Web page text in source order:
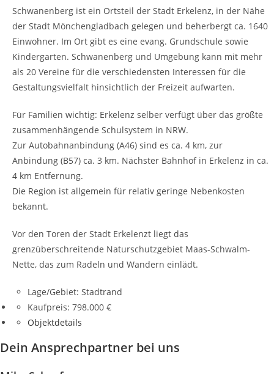
Schwanenberg ist ein Ortsteil der Stadt Erkelenz, in der Nähe
der Stadt Mönchengladbach gelegen und beherbergt ca. 1640
Einwohner. Im Ort gibt es eine evang. Grundschule sowie
Kindergarten. Schwanenberg und Umgebung kann mit mehr
als 20 Vereine für die verschiedensten Interessen für die
Gestaltungsvielfalt hinsichtlich der Freizeit aufwarten.
Für Familien wichtig: Erkelenz selber verfügt über das größte
zusammenhängende Schulsystem in NRW.
Zur Autobahnanbindung (A46) sind es ca. 4 km, zur
Anbindung (B57) ca. 3 km. Nächster Bahnhof in Erkelenz in ca.
4 km Entfernung.
Die Region ist allgemein für relativ geringe Nebenkosten
bekannt.
Vor den Toren der Stadt Erkelenzt liegt das
grenzüberschreitende Naturschutzgebiet Maas-Schwalm-
Nette, das zum Radeln und Wandern einlädt.
Lage/Gebiet: Stadtrand
Kaufpreis: 798.000 €
Objektdetails
Dein Ansprechpartner bei uns